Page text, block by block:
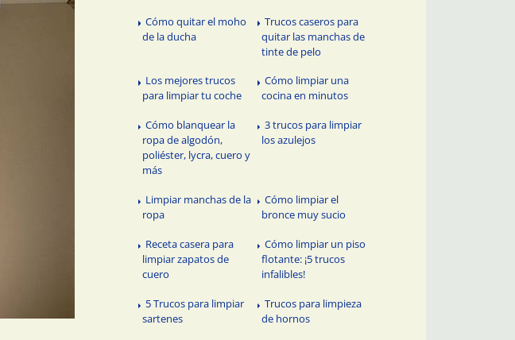
Cómo quitar el moho
de la ducha
Trucos caseros para
quitar las manchas de
tinte de pelo
Los mejores trucos
para limpiar tu coche
Cómo limpiar una
cocina en minutos
Cómo blanquear la
ropa de algodón,
poliéster, lycra, cuero y
más
3 trucos para limpiar
los azulejos
Limpiar manchas de la
ropa
Cómo limpiar el
bronce muy sucio
Receta casera para
limpiar zapatos de
cuero
Cómo limpiar un piso
flotante: ¡5 trucos
infalibles!
5 Trucos para limpiar
sartenes
Trucos para limpieza
de hornos